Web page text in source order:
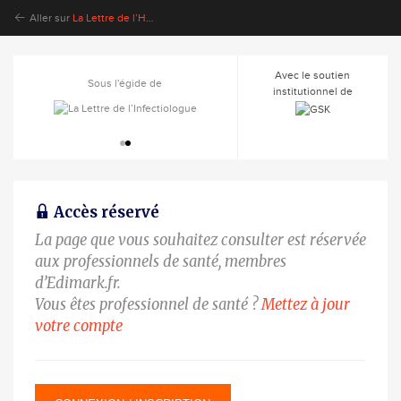
Aller sur La Lettre de l’Hépato-gastroentérologue
Sous l'égide de
Sous l'égide de
Avec le soutien
institutionnel de
Accès réservé
La page que vous souhaitez consulter est réservée
aux professionnels de santé, membres
d’Edimark.fr.
Vous êtes professionnel de santé ?Mettez à jour
votre compte